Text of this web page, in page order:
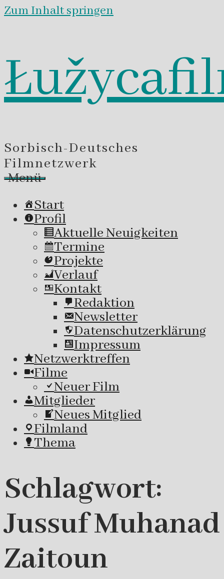
Zum Inhalt springen
Sorbisch-Deutsches
Filmnetzwerk
Menü
Start
Profil
Aktuelle Neuigkeiten
Termine
Projekte
Verlauf
Kontakt
Redaktion
Newsletter
Datenschutzerklärung
Impressum
Netzwerktreffen
Filme
Neuer Film
Mitglieder
Neues Mitglied
Filmland
Thema
Schlagwort:
Jussuf Muhanad
Zaitoun